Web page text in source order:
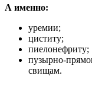
А именно:
уремии;
циститу;
пиелонефриту;
пузырно-
свищам.